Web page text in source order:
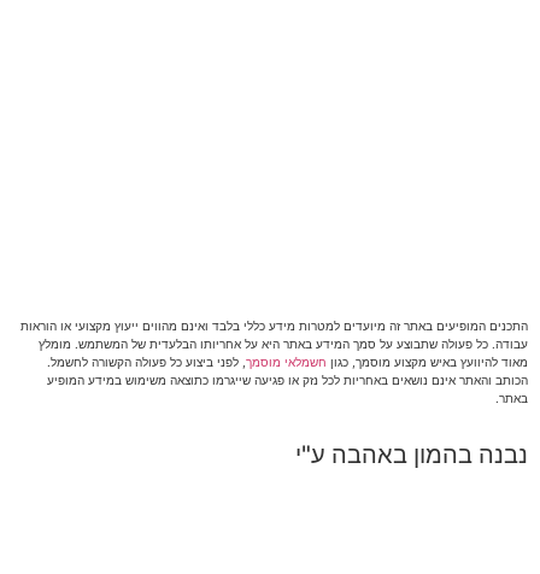
התכנים המופיעים באתר זה מיועדים למטרות מידע כללי בלבד ואינם מהווים ייעוץ מקצועי או הוראות
עבודה. כל פעולה שתבוצע על סמך המידע באתר היא על אחריותו הבלעדית של המשתמש. מומלץ
מאוד להיוועץ באיש מקצוע מוסמך, כגון חשמלאי מוסמך , לפני ביצוע כל פעולה הקשורה לחשמל.
הכותב והאתר אינם נושאים באחריות לכל נזק או פגיעה שייגרמו כתוצאה משימוש במידע המופיע
באתר.
נבנה בהמון באהבה ע"י